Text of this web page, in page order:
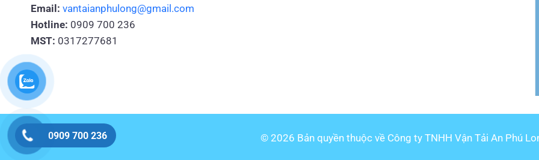
Email: vantaianphulong@gmail.com
Hotline: 0909 700 236
MST: 0317277681
© 2026 Bản quyền thuộc về Công ty TNHH Vận Tải An Phú
0909 700 236